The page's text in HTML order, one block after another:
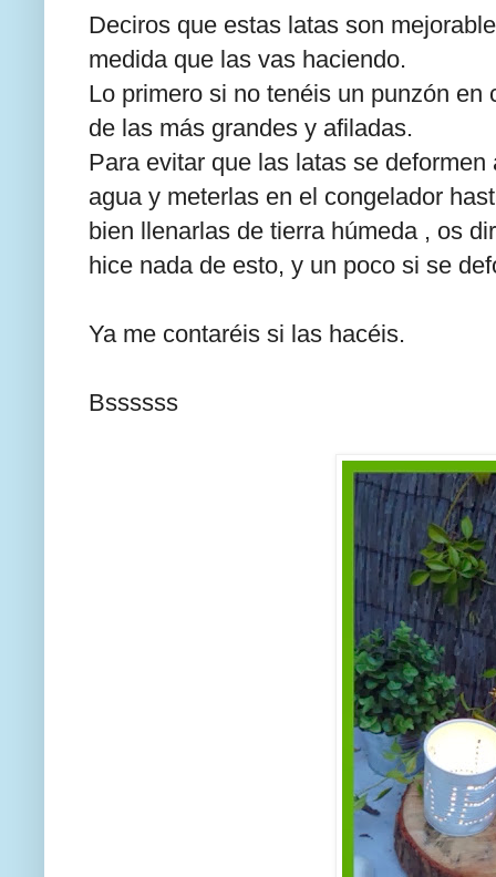
Deciros que estas latas son
medida que las vas haciendo.
Lo primero si no tenéis un punzón
de las más grandes y afiladas.
Para evitar que las latas se
agua y meterlas en el congelador
bien llenarlas de tierra húmeda , os
hice nada de esto, y un poco si se
Ya me contaréis si las hacéis.
Bssssss